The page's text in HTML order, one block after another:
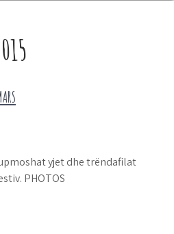
yjet dhe trëndafilat
PHOTOS